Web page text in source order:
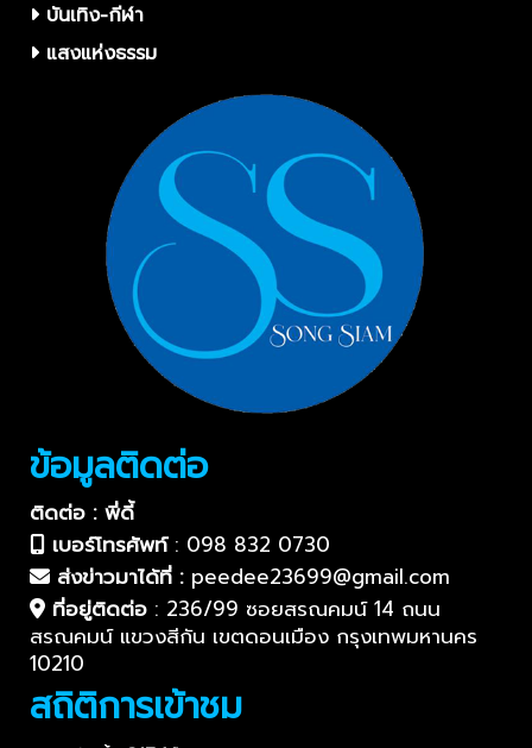
บันเทิง-กีฬา
แสงแห่งธรรม
ข้อมูลติดต่อ
ติดต่อ : พี่ดี้
เบอร์โทรศัพท์: 098 832 0730
ส่งข่าวมาได้ที่ : peedee23699@gmail.com
ที่อยู่ติดต่อ : 236/99 ซอยสรณคมน์ 14 ถนน
สรณคมน์ แขวงสีกัน เขตดอนเมือง กรุงเทพมหานคร
10210
สถิติการเข้าชม